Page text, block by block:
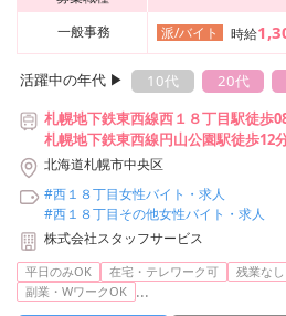
一般事務
派/バイト 時給
活躍中の年代 ▶︎ 10代 20代
札幌地下鉄東西線西１８丁目駅徒歩
札幌地下鉄東西線円山公園駅徒歩12
北海道札幌市中央区
#西１８丁目女性バイト・求人
#西１８丁目その他女性バイト・求人
株式会社スタッフサービス
平日のみOK 在宅・テレワーク可 残業なし
副業・WワークOK ...